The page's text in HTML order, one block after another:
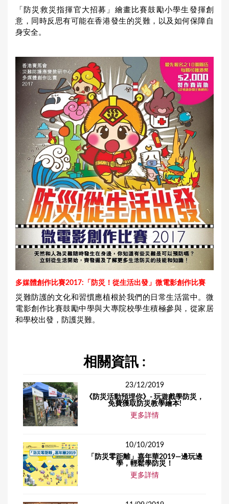
「防災救災指揮官大招募」繪畫比賽鼓勵小學生發揮創
意，同時反思有可能在香港發生的災難，以及如何保障自
身安全。
多媒體創作比賽2017:「防災！從生活出發」微電影創作比賽
災難防護的文化和習慣應植根於我們的日常生活當中。微
電影創作比賽鼓勵中學與大專院校學生積極參與，從家居
和學校出發，防護災難。
相關資訊 :
23/12/2019
《防災活動預埋你》- 玩遊戲學防災，
免費獲取防災教學繪本!
更多詳情
10/10/2019
「防災零距離」嘉年華2019—邊玩邊
學，輕鬆學防災！
更多詳情